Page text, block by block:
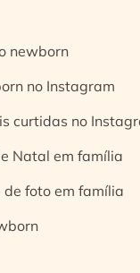
newborn
no Instagram
curtidas no
Natal em família
foto em família